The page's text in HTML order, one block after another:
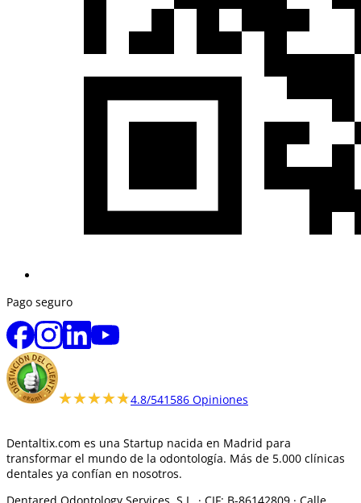
Pago seguro
★★★★★
★★★★★4.8/541586 Opiniones
Dentaltix.com es una Startup nacida en Madrid para
transformar el mundo de la odontología. Más de 5.000 clínicas
dentales ya confían en nosotros.
Dentared Odontology Services, S.L. · CIF: B-86142809 · Calle